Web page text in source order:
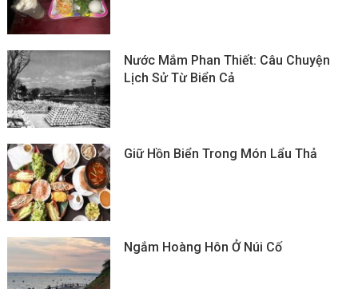
Nước Mắm Phan Thiết: Câu Chuyện
Lịch Sử Từ Biển Cả
Giữ Hồn Biển Trong Món Lẩu Thả
Ngắm Hoàng Hôn Ở Núi Cố